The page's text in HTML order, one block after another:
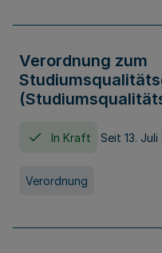
Verordnung zum
In Kraft Seit 13. Juli
Verordnung